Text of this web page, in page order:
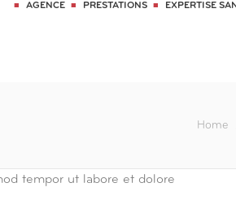
AGENCE PRESTATIONS EXPERTISE
Home
tempor ut labore et dolore